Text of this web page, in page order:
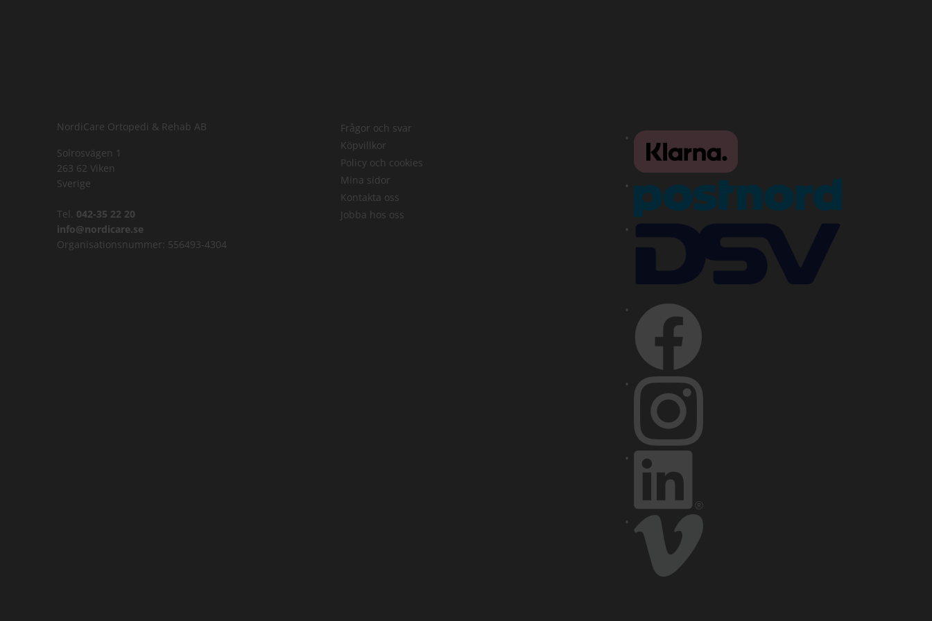
NordiCare Ortopedi & Rehab AB
Solrosvägen 1
263 62 Viken
Sverige
Tel. 042-35 22 20
info@nordicare.se
Organisationsnummer: 556493-4304
Frågor och svar
Köpvillkor
Policy och cookies
Mina sidor
Kontakta oss
Jobba hos oss